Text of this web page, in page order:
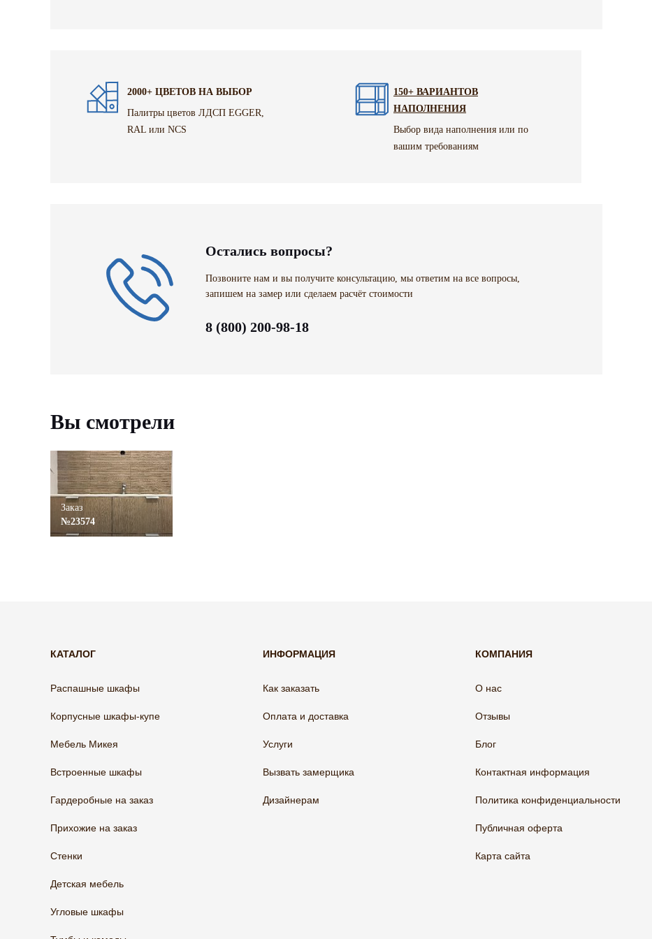
2000+ ЦВЕТОВ НА ВЫБОР
Палитры цветов ЛДСП EGGER,
RAL или NCS
150+ ВАРИАНТОВ
НАПОЛНЕНИЯ
Выбор вида наполнения или по
вашим требованиям
Остались вопросы?
Позвоните нам и вы получите консультацию, мы ответим на все вопросы,
запишем на замер или сделаем расчёт стоимости
8 (800) 200-98-18
Вы смотрели
Заказ
№23574
КАТАЛОГ
Распашные шкафы
Корпусные шкафы-купе
Мебель Микея
Встроенные шкафы
Гардеробные на заказ
Прихожие на заказ
Стенки
Детская мебель
Угловые шкафы
ИНФОРМАЦИЯ
Как заказать
Оплата и доставка
Услуги
Вызвать замерщика
Дизайнерам
КОМПАНИЯ
О нас
Отзывы
Блог
Контактная информация
Политика конфиденциальности
Публичная оферта
Карта сайта